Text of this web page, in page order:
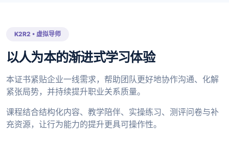
K2R2 • 虚拟导师
以人为本的渐进式学习体验
本证书紧贴企业一线需求，帮助团队更好地协作沟通、化解
紧张局势，并持续提升职业关系质量。
课程结合结构化内容、教学陪伴、实操练习、测评问卷与补
充资源，让行为能力的提升更具可操作性。